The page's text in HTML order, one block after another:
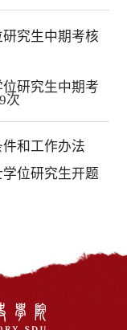
究生中期考核
研究生中期考
次
和工作办法
位研究生开题